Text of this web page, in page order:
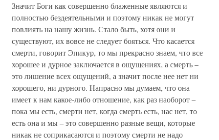
Значит Боги как совершенно блаженные являются и
полностью бездеятельными и поэтому никак не могут
повлиять на нашу жизнь. Стало быть, хотя они и
существуют, их вовсе не следует бояться. Что касается
смерти, говорит Эпикур, то мы прекрасно знаем, что все
хорошее и дурное заключается в ощущениях, а смерть –
это лишение всех ощущений, а значит после нее нет ни
хорошего, ни дурного. Напрасно мы думаем, что она
имеет к нам какое-либо отношение, как раз наоборот –
пока мы есть, смерти нет, когда смерть есть, нас нет, то
есть она и мы – это совершенно разные вещи, которые
никак не соприкасаются и поэтому смерти не надо